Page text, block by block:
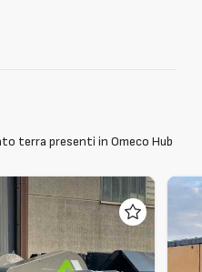
terra presenti in Omeco Hub